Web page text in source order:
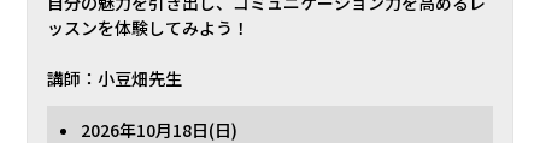
ッスンを体験してみよう！
講師：小豆畑先生
2026年10月18日(日)